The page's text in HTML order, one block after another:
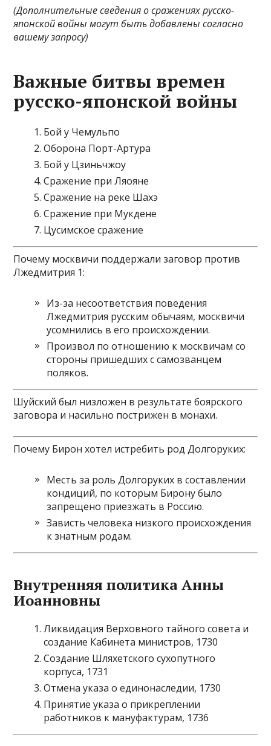
(Дополнительные сведения о сражениях русско-
японской войны могут быть добавлены согласно
вашему запросу)
Важные битвы времен
русско-японской войны
Бой у Чемульпо
Оборона Порт-Артура
Бой у Цзиньчжоу
Сражение при Ляояне
Сражение на реке Шахэ
Сражение при Мукдене
Цусимское сражение
Почему москвичи поддержали заговор против
Лжедмитрия 1:
Из-за несоответствия поведения
Лжедмитрия русским обычаям, москвичи
усомнились в его происхождении.
Произвол по отношению к москвичам со
стороны пришедших с самозванцем
поляков.
Шуйский был низложен в результате боярского
заговора и насильно пострижен в монахи.
Почему Бирон хотел истребить род Долгоруких:
Месть за роль Долгоруких в составлении
кондиций, по которым Бирону было
запрещено приезжать в Россию.
Зависть человека низкого происхождения
к знатным родам.
Внутренняя политика Анны
Иоанновны
Ликвидация Верховного тайного совета и
создание Кабинета министров, 1730
Создание Шляхетского сухопутного
корпуса, 1731
Отмена указа о единонаследии, 1730
Принятие указа о прикреплении
работников к мануфактурам, 1736